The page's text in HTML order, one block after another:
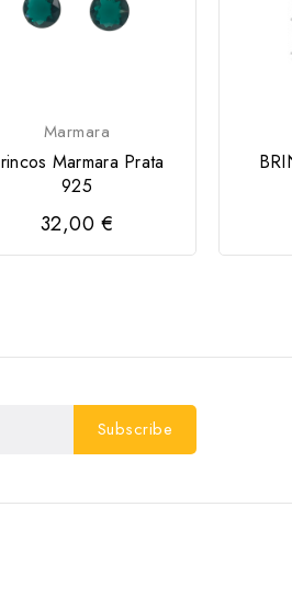
Marmara
Marmara Prata
925
32,00 €